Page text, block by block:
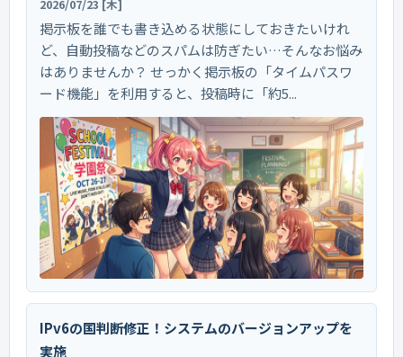
2026/07/23 [木]
掲示板を誰でも書き込める状態にしておきたいけれ
ど、自動投稿などのスパムは防ぎたい…そんなお悩み
はありませんか？ せっかく掲示板の「タイムパスワ
ード機能」を利用すると、投稿時に「約5...
IPv6の国判断修正！システムのバージョンアップを
実施